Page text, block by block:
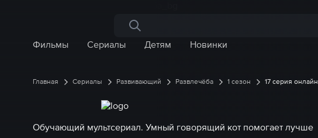
Поиск по сайту
Фильмы
Сериалы Детям Новинки
Главная Сериалы Развивающий Развлечёба 1 сезон 17 серия онлайн
Обучающий мультсериал. Умный говорящий кот помогает лучше